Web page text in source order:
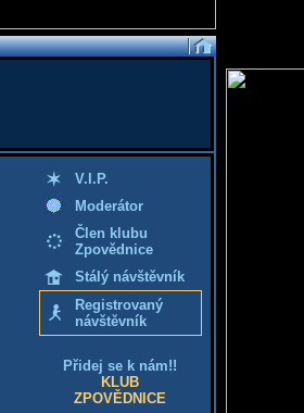
V.I.P.
Moderátor
Člen klubu
Zpovědnice
Stálý návštěvník
Registrovaný
návštěvník
Přidej se k nám!!
KLUB
ZPOVĚDNICE